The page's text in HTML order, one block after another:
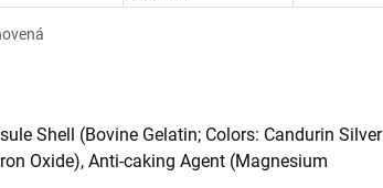
Shell (Bovine Gelatin; Colors: Candurin Silver
Oxide), Anti-caking Agent (Magnesium